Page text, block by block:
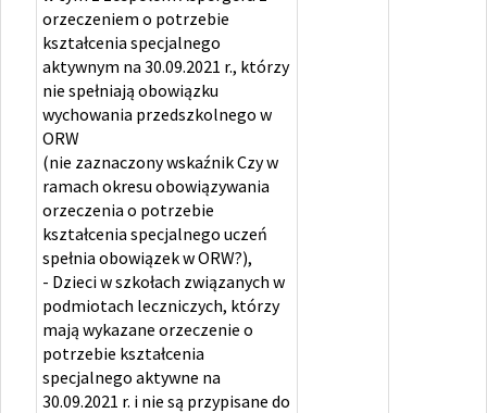
orzeczeniem o potrzebie
kształcenia specjalnego
aktywnym na 30.09.2021 r., którzy
nie spełniają obowiązku
wychowania przedszkolnego w
ORW
(nie zaznaczony wskaźnik Czy w
ramach okresu obowiązywania
orzeczenia o potrzebie
kształcenia specjalnego uczeń
spełnia obowiązek w ORW?),
- Dzieci w szkołach związanych w
podmiotach leczniczych, którzy
mają wykazane orzeczenie o
potrzebie kształcenia
specjalnego aktywne na
30.09.2021 r. i nie są przypisane do